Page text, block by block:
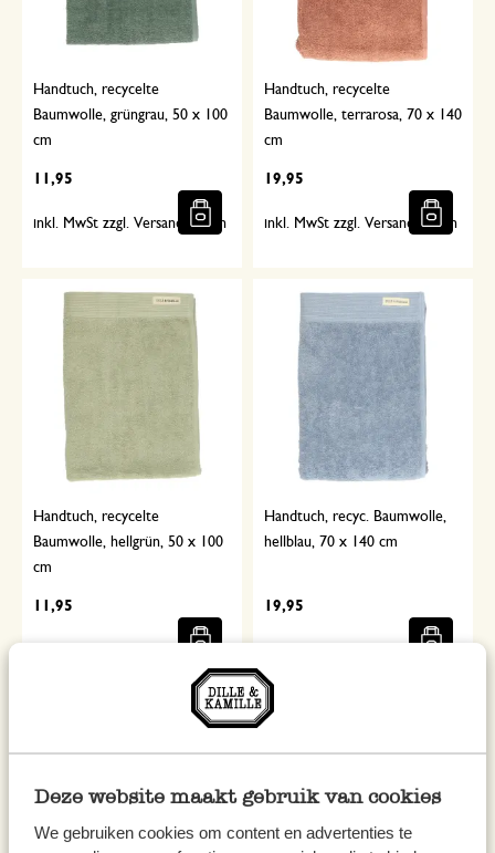
Deze website maakt gebruik van cookies
We gebruiken cookies om content en advertenties te
Handtuch, recycelte
Baumwolle, grüngrau, 50 x 100
cm
11,95
inkl. MwSt zzgl. Versandkosten
Handtuch, recycelte
Baumwolle, terrarosa, 70 x 140
cm
19,95
inkl. MwSt zzgl. Versandkosten
Handtuch, recycelte
Baumwolle, hellgrün, 50 x 100
cm
11,95
Handtuch, recyc. Baumwolle,
hellblau, 70 x 140 cm
19,95